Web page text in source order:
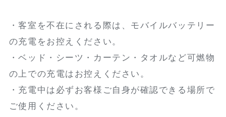
・客室を不在にされる際は、モバイルバッテリー
の充電をお控えください。
・ベッド・シーツ・カーテン・タオルなど可燃物
の上での充電はお控えください。
・充電中は必ずお客様ご自身が確認できる場所で
ご使用ください。